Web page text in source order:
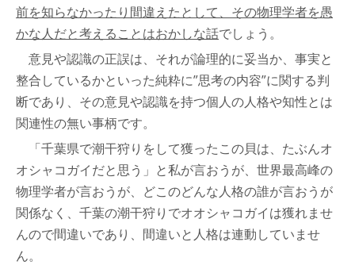
前を知らなかったり間違えたとして、その物理学者を愚
かな人だと考えることはおかしな話でしょう。
意見や認識の正誤は、それが論理的に妥当か、事実と
整合しているかといった純粋に”思考の内容”に関する判
断であり、その意見や認識を持つ個人の人格や知性とは
関連性の無い事柄です。
「千葉県で潮干狩りをして獲ったこの貝は、たぶんオ
オシャコガイだと思う」と私が言おうが、世界最高峰の
物理学者が言おうが、どこのどんな人格の誰が言おうが
関係なく、千葉の潮干狩りでオオシャコガイは獲れませ
んので間違いであり、間違いと人格は連動していませ
ん。